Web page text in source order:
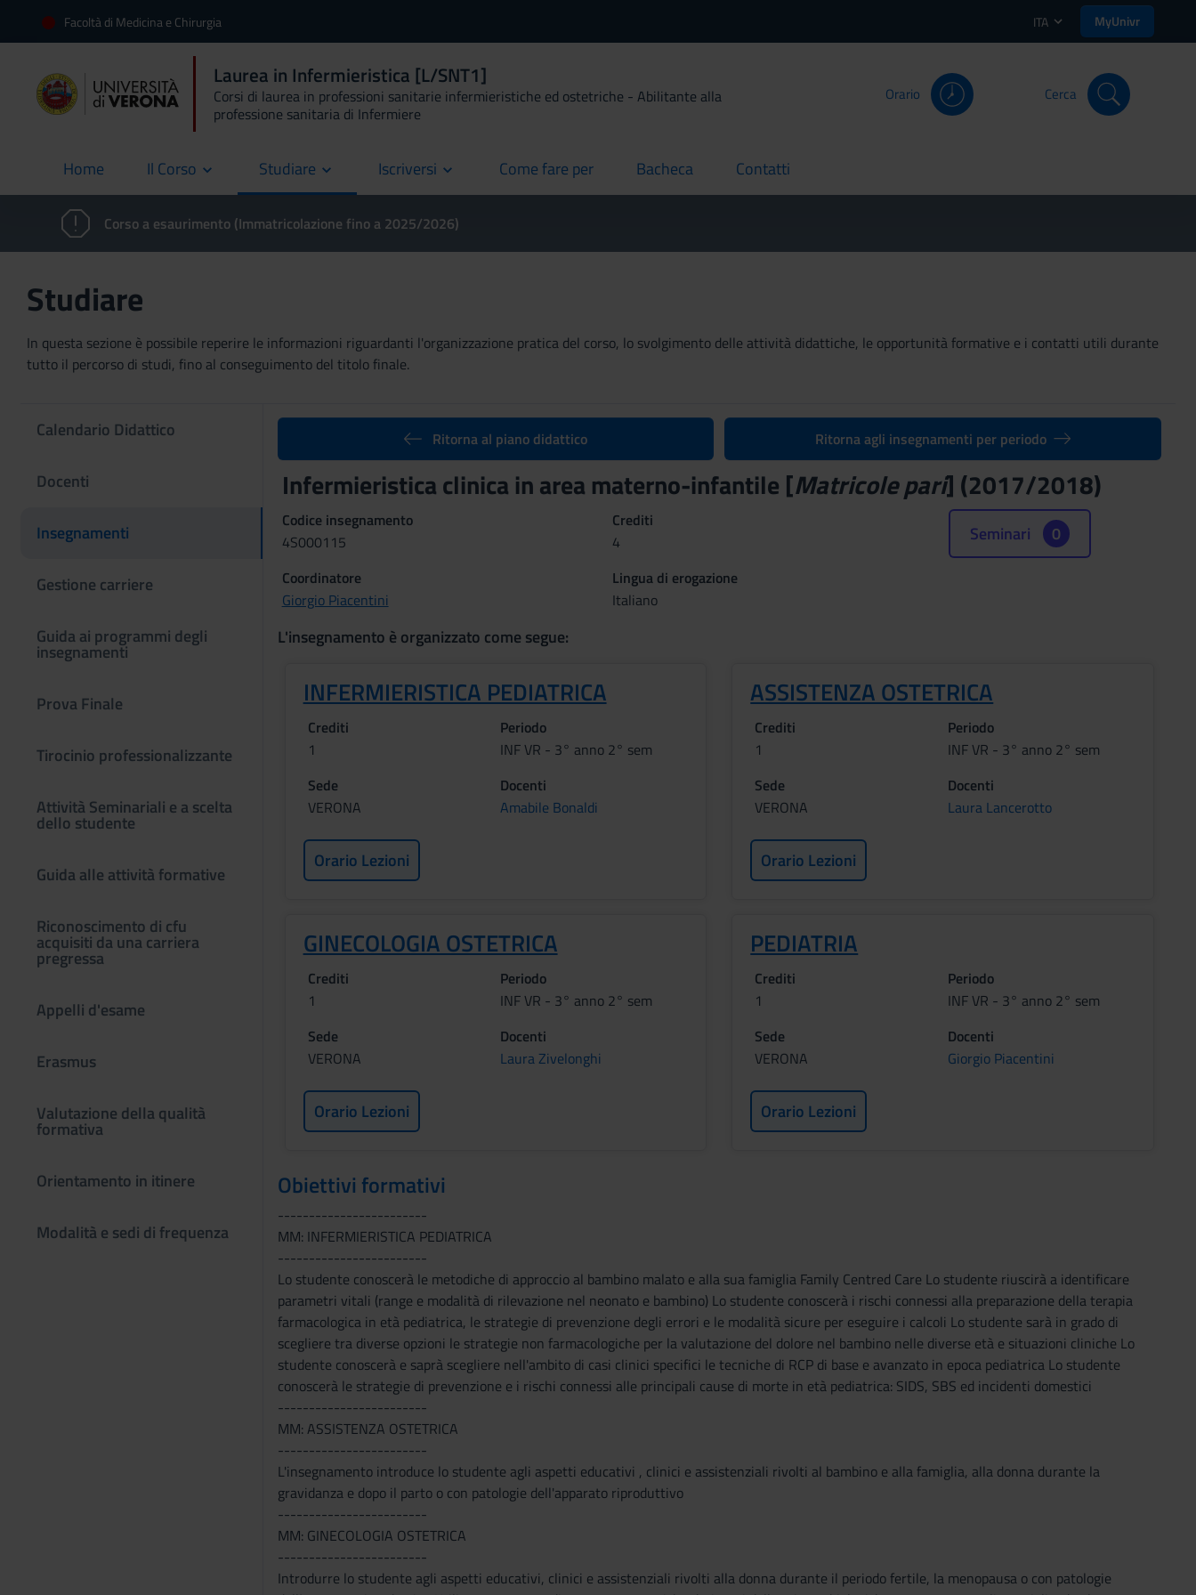
Facoltà di Medicina e Chirurgia ITA MyUnivr
Laurea in Infermieristica [L/SNT1]
Corsi di laurea in professioni sanitarie infermieristiche ed ostetriche - Abilitante alla
professione sanitaria di Infermiere
Orario Cerca
Home
current Il Corso Studiare Iscriversi Come fare per
current Bacheca
current Contatti
current
Corso a esaurimento (Immatricolazione fino a 2025/2026)
Studiare
In questa sezione è possibile reperire le informazioni riguardanti l'organizzazione pratica del corso, lo svolgimento delle attività didattiche, le opportunità formative e i contatti utili durante
tutto il percorso di studi, fino al conseguimento del titolo finale.
Calendario Didattico
Docenti
Insegnamenti
Gestione carriere
Guida ai programmi degli
insegnamenti
Prova Finale
Tirocinio professionalizzante
Attività Seminariali e a scelta
dello studente
Guida alle attività formative
Riconoscimento di cfu
acquisiti da una carriera
pregressa
Appelli d'esame
Erasmus
Valutazione della qualità
formativa
Orientamento in itinere
Modalità e sedi di frequenza
Ritorna al piano didattico Ritorna agli insegnamenti per periodo
Infermieristica clinica in area materno-infantile [Matricole pari] (2017/2018)
Codice insegnamento
4S000115
Crediti
4
Coordinatore
Giorgio Piacentini
Lingua di erogazione
Italiano
Seminari 0
L'insegnamento è organizzato come segue:
INFERMIERISTICA PEDIATRICA
Crediti
1
Periodo
INF VR - 3° anno 2° sem
Sede
VERONA
Docenti
Amabile Bonaldi
Orario Lezioni
ASSISTENZA OSTETRICA
Crediti
1
Periodo
INF VR - 3° anno 2° sem
Sede
VERONA
Docenti
Laura Lancerotto
Orario Lezioni
GINECOLOGIA OSTETRICA
Crediti
1
Periodo
INF VR - 3° anno 2° sem
Sede
VERONA
Docenti
Laura Zivelonghi
Orario Lezioni
PEDIATRIA
Crediti
1
Periodo
INF VR - 3° anno 2° sem
Sede
VERONA
Docenti
Giorgio Piacentini
Orario Lezioni
Obiettivi formativi
------------------------
MM: INFERMIERISTICA PEDIATRICA
------------------------
Lo studente conoscerà le metodiche di approccio al bambino malato e alla sua famiglia Family Centred Care Lo studente riuscirà a identificare
parametri vitali (range e modalità di rilevazione nel neonato e bambino) Lo studente conoscerà i rischi connessi alla preparazione della terapia
farmacologica in età pediatrica, le strategie di prevenzione degli errori e le modalità sicure per eseguire i calcoli Lo studente sarà in grado di
scegliere tra diverse opzioni le strategie non farmacologiche per la valutazione del dolore nel bambino nelle diverse età e situazioni cliniche Lo
studente conoscerà e saprà scegliere nell'ambito di casi clinici specifici le tecniche di RCP di base e avanzato in epoca pediatrica Lo studente
conoscerà le strategie di prevenzione e i rischi connessi alle principali cause di morte in età pediatrica: SIDS, SBS ed incidenti domestici
------------------------
MM: ASSISTENZA OSTETRICA
------------------------
L'insegnamento introduce lo studente agli aspetti educativi , clinici e assistenziali rivolti al bambino e alla famiglia, alla donna durante la
gravidanza e dopo il parto o con patologie dell'apparato riproduttivo
------------------------
MM: GINECOLOGIA OSTETRICA
------------------------
Introdurre lo studente agli aspetti educativi, clinici e assistenziali rivolti alla donna durante il periodo fertile, la menopausa o con patologie